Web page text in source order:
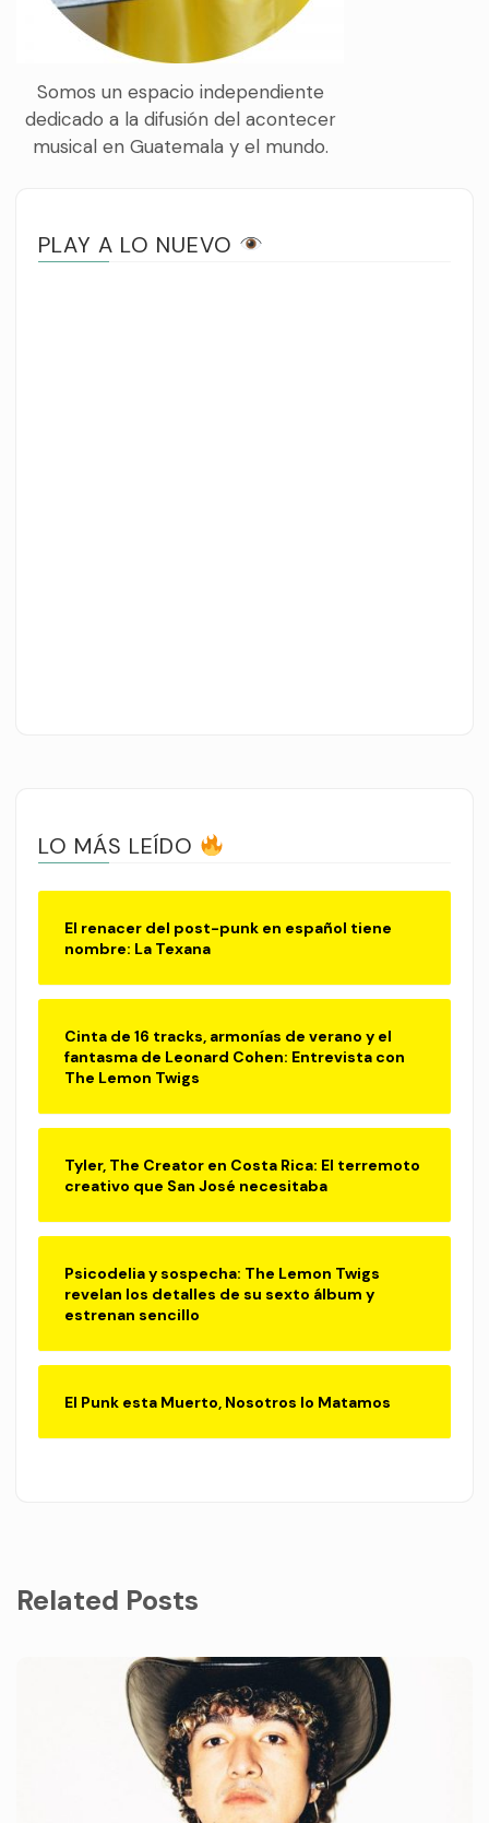
Somos un espacio independiente
dedicado a la difusión del acontecer
musical en Guatemala y el mundo.
PLAY A LO NUEVO
LO MÁS LEÍDO
El renacer del post-punk en español tiene
nombre: La Texana
Cinta de 16 tracks, armonías de verano y el
fantasma de Leonard Cohen: Entrevista con
The Lemon Twigs
Tyler, The Creator en Costa Rica: El terremoto
creativo que San José necesitaba
Psicodelia y sospecha: The Lemon Twigs
revelan los detalles de su sexto álbum y
estrenan sencillo
El Punk esta Muerto, Nosotros lo Matamos
Related Posts